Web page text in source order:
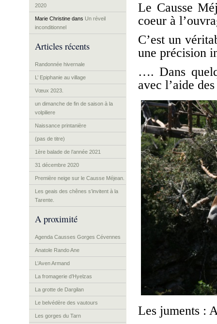
2020
Marie Christine dans Un réveil
inconditionnel
Articles récents
Randonnée hivernale
L’ Epiphanie au village
Vœux 2023.
un dimanche de fin de saison à la
volpiliere
Naissance printanière
(pas de titre)
1ère balade de l’année 2021
31 décembre 2020
Première neige sur le Causse Méjean.
Les geais des chênes s’invitent à la
Tarente.
A proximité
Agenda Causses Gorges Cévennes
Anatole Rando Ane
L’Aven Armand
La fromagerie d’Hyelzas
La grotte de Dargilan
Le belvédère des vautours
Les gorges du Tarn
Le Causse
coeur à
C’est un
une précision
…. Dans
avec l’aide
Les juments :